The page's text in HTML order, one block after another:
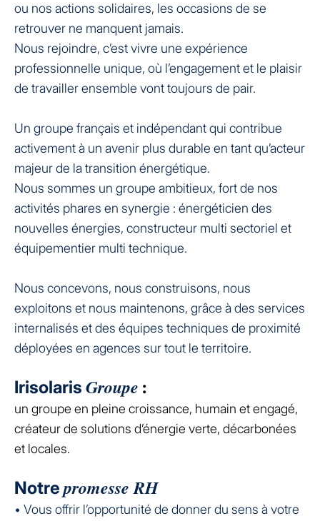
ou nos actions solidaires, les occasions de se
retrouver ne manquent jamais.
Nous rejoindre, c’est vivre une expérience
professionnelle unique, où l’engagement et le plaisir
de travailler ensemble vont toujours de pair.
Un groupe français et indépendant qui contribue
activement à un avenir plus durable en tant qu’acteur
majeur de la transition énergétique.
Nous sommes un groupe ambitieux, fort de nos
activités phares en synergie : énergéticien des
nouvelles énergies, constructeur multi sectoriel et
équipementier multi technique.
Nous concevons, nous construisons, nous
exploitons et nous maintenons, grâce à des services
internalisés et des équipes techniques de proximité
déployées en agences sur tout le territoire.
Irisolaris Groupe :
un groupe en pleine croissance, humain et engagé,
créateur de solutions d’énergie verte, décarbonées
et locales.
Notrepromesse RH
• Vous offrir l’opportunité de donner du sens à votre